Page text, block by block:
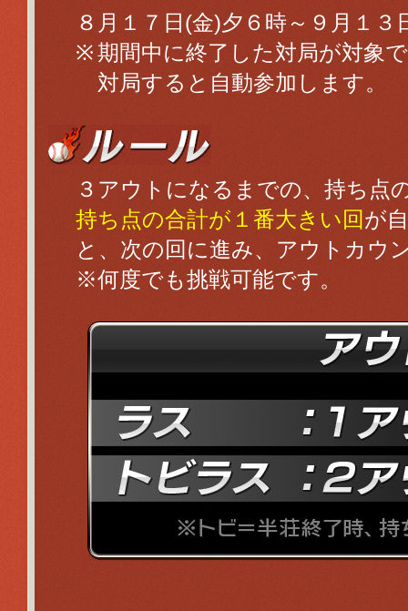
８月１７日(金)夕６時～９月１３
期間中に終了した対局が対象
対局すると自動参加します。
３アウトになるまでの、持ち点
持ち点の合計が１番大きい回が
と、次の回に進み、アウトカウ
※何度でも挑戦可能です。